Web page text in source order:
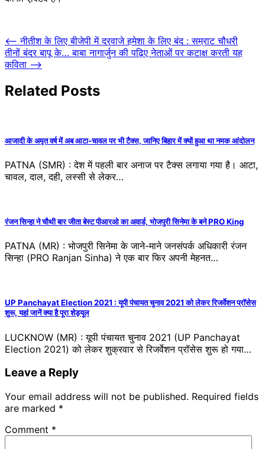
Post
navigation
⟵ नीतीश के लिए बीजेपी में दरवाजे हमेशा के लिए बंद : सम्राट चौधरी
तीनों बंदर बापू के… बाबा नागार्जुन की पढ़िए नेताओं पर कटाक्ष करती यह
कविता ⟶
Related Posts
आजादी के अमृत वर्ष में अब आटा-चावल पर भी टैक्स, जानिए बिहार में क्यों हुआ था नमक आंदोलन
PATNA (SMR) : देश में पहली बार अनाज पर टैक्स लगाया गया है। आटा,
चावल, दाल, दही, लस्सी से लेकर…
रंजन सिन्हा ने चौथी बार जीता बेस्ट पीआरओ का अवार्ड, भोजपुरी सिनेमा के बने PRO King
PATNA (MR) : भोजपुरी सिनेमा के जाने-माने जनसंपर्क अधिकारी रंजन
सिन्हा (PRO Ranjan Sinha) ने एक बार फिर अपनी मेहनत…
UP Panchayat Election 2021 : यूपी पंचायत चुनाव 2021 को लेकर रिजर्वेशन प्रॉसेस
शुरू, यहां जानें क्या है पूरा शेड्यूल
LUCKNOW (MR) : यूपी पंचायत चुनाव 2021 (UP Panchayat
Election 2021) को लेकर शुक्रवार से रिजर्वेशन प्रॉसेस शुरू हो गया…
Leave a Reply
Your email address will not be published. Required fields
are marked *
Comment *